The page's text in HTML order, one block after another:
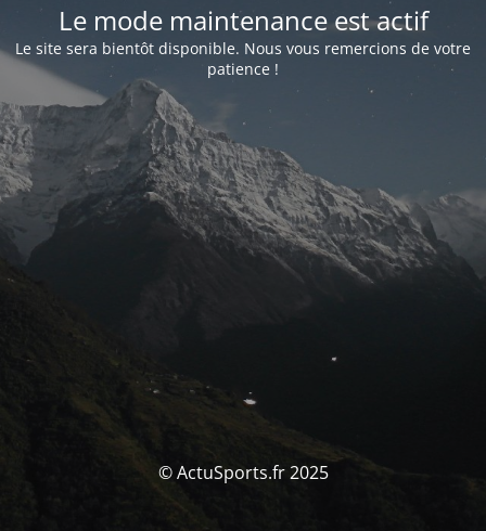
Le mode maintenance est actif
Le site sera bientôt disponible. Nous vous remercions de votre
patience !
© ActuSports.fr 2025